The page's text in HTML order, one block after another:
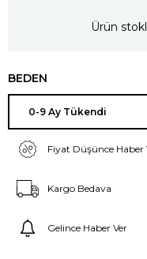
Ürün
BEDEN
Fiyat Düşünce Haber
Kargo Bedava
Gelince Haber Ver